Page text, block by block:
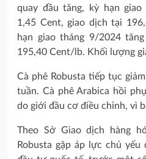
quay đầu tăng, kỳ hạn
1,45 Cent, giao dịch tại
hạn giao tháng 9/2024
195,40 Cent/lb. Khối lượng
Cà phê Robusta tiếp tục
tuần. Cà phê Arabica hồi
do giới đầu cơ điều chỉnh, vì
Theo Sở Giao dịch hàng
Robusta gặp áp lực chủ